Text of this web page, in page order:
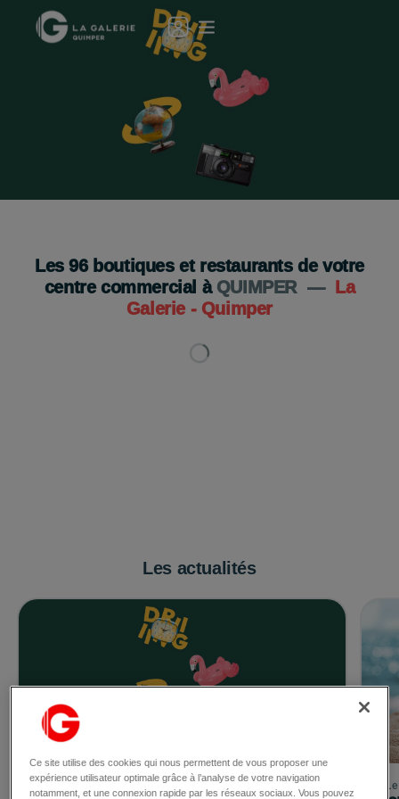
Je découvre
Les96boutiques et restaurants de votre
centre commercial à QUIMPER —
La
Galerie - Quimper
Les actualités
Le 30/07/2026
Ce site utilise des cookies qui nous permettent de vous proposer une
expérience utilisateur optimale grâce à l’analyse de votre navigation
notamment, et une connexion rapide par les réseaux sociaux. Vous pouvez